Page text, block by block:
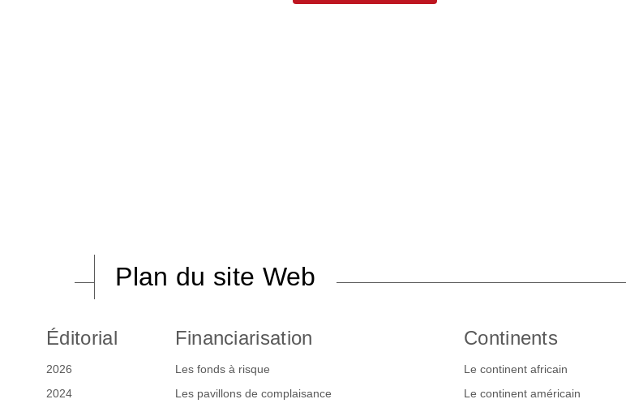
Plan du site Web
Éditorial
2026
2024
Financiarisation
Les fonds à risque
Les pavillons de complaisance
Continents
Le continent africain
Le continent américain